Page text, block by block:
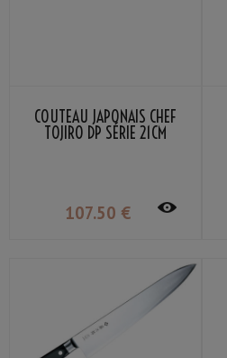
COUTEAU JAPONAIS CHEF
TOJIRO DP SÉRIE 21CM
107.50 €